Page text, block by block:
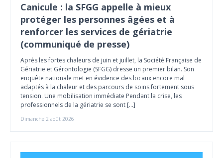
Canicule : la SFGG appelle à mieux
protéger les personnes âgées et à
renforcer les services de gériatrie
(communiqué de presse)
Après les fortes chaleurs de juin et juillet, la Société Française de
Gériatrie et Gérontologie (SFGG) dresse un premier bilan. Son
enquête nationale met en évidence des locaux encore mal
adaptés à la chaleur et des parcours de soins fortement sous
tension. Une mobilisation immédiate Pendant la crise, les
professionnels de la gériatrie se sont […]
Dimanche 2 août 2026